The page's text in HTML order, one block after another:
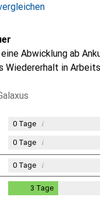
Abwicklung ab
Wiedererhalt in
0Tage i
0Tage i
0Tage i
3 Tage